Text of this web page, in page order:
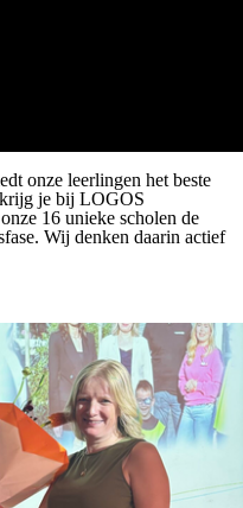
onze leerlingen het beste
je bij LOGOS
16 unieke scholen de
Wij denken daarin actief